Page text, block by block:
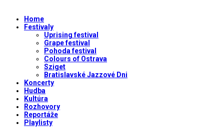
Home
Festivaly
Uprising festival
Grape festival
Pohoda festival
Colours of Ostrava
Sziget
Bratislavské Jazzové Dni
Koncerty
Hudba
Kultúra
Rozhovory
Reportáže
Playlisty